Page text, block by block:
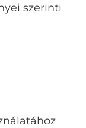
szerinti